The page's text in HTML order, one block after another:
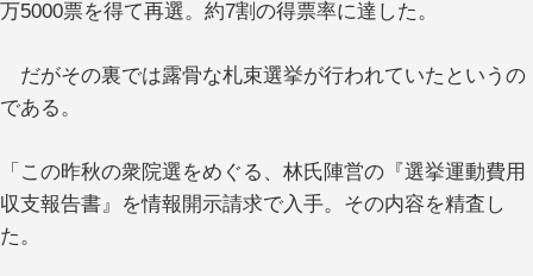
万5000票を得て再選。約7割の得票率に達した。
だがその裏では露骨な札束選挙が行われていたというの
である。
「この昨秋の衆院選をめぐる、林氏陣営の『選挙運動費用
収支報告書』を情報開示請求で入手。その内容を精査し
た。